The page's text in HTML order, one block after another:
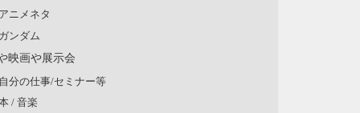
ニメネタ
ンダム
映画や展示会
分の仕事/セミナー等
/ 音楽